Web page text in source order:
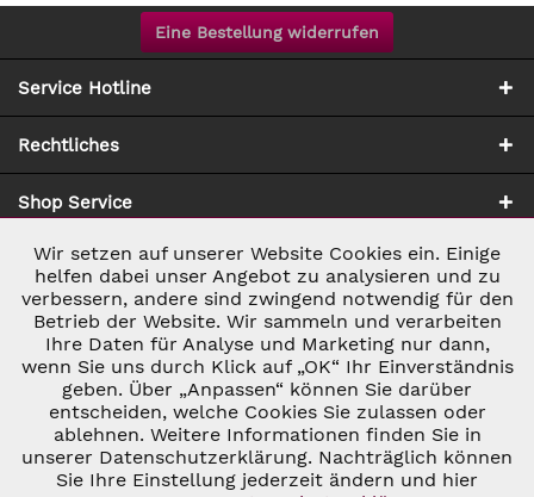
Eine Bestellung widerrufen
Service Hotline
Rechtliches
Shop Service
Zahlung & Versand
* ALLE PREISE INKL. GESETZL. UMSATZSTEUER ZZGL.
VERSANDKOSTEN UND GGF. NACHNAHMEGEBÜHREN, WENN NICHT
ANDERS BESCHRIEBEN
Notwendig Aktiv
Marketing Inaktiv
Tracking Inaktiv
Personalisierung Inaktiv
Wir setzen auf unserer Website Cookies ein. Einige
helfen dabei unser Angebot zu analysieren und zu
verbessern, andere sind zwingend notwendig für den
Betrieb der Website. Wir sammeln und verarbeiten
Ihre Daten für Analyse und Marketing nur dann,
wenn Sie uns durch Klick auf „OK“ Ihr Einverständnis
geben. Über „Anpassen“ können Sie darüber
entscheiden, welche Cookies Sie zulassen oder
ablehnen. Weitere Informationen finden Sie in
unserer Datenschutzerklärung. Nachträglich können
Sie Ihre Einstellung jederzeit ändern und hier